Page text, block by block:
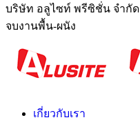
บริษัท อลูไซท์ พรีซิชั่น จำกัด
จบงานพื้น-ผนัง
เกี่ยวกับเรา